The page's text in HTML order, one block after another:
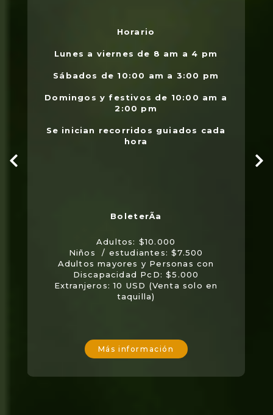
Horario
Lunes a viernes de 8 am a 4 pm
Sábados de 10:00 am a 3:00 pm
Domingos y festivos de 10:00 am a
2:00 pm
Se inician recorridos guiados cada
hora
Adultos: $10.000
Niños / estudiantes: $7.500
Adultos mayores y Personas con
Discapacidad PcD: $5.000
Extranjeros: 10 USD (Venta solo en
taquilla)
Más información